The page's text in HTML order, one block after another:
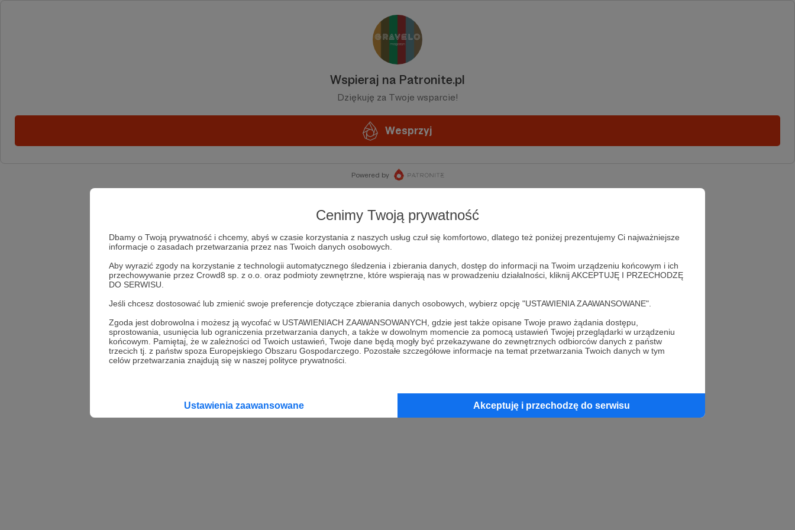
Cenimy Twoją prywatność
Dbamy o Twoją prywatność i chcemy, abyś w czasie korzystania z naszych usług czuł się komfortowo, dlatego też poniżej prezentujemy Ci najważniejsze
informacje o zasadach przetwarzania przez nas Twoich danych osobowych.
Aby wyrazić zgody na korzystanie z technologii automatycznego śledzenia i zbierania danych, dostęp do informacji na Twoim urządzeniu końcowym i ich
przechowywanie przez Crowd8 sp. z o.o. oraz podmioty zewnętrzne, które wspierają nas w prowadzeniu działalności, kliknij AKCEPTUJĘ I PRZECHODZĘ
DO SERWISU.
Jeśli chcesz dostosować lub zmienić swoje preferencje dotyczące zbierania danych osobowych, wybierz opcję "USTAWIENIA ZAAWANSOWANE".
Zgoda jest dobrowolna i możesz ją wycofać w USTAWIENIACH ZAAWANSOWANYCH, gdzie jest także opisane Twoje prawo żądania dostępu,
sprostowania, usunięcia lub ograniczenia przetwarzania danych, a także w dowolnym momencie za pomocą ustawień Twojej przeglądarki w urządzeniu
końcowym. Pamiętaj, że w zależności od Twoich ustawień, Twoje dane będą mogły być przekazywane do zewnętrznych odbiorców danych z państw
trzecich tj. z państw spoza Europejskiego Obszaru Gospodarczego. Pozostałe szczegółowe informacje na temat przetwarzania Twoich danych w tym
celów przetwarzania znajdują się w naszej polityce prywatności.
Ustawienia zaawansowane Akceptuję i przechodzę do serwisu
Wspieraj na Patronite.pl
Dziękuję za Twoje wsparcie!
Wesprzyj
Powered by